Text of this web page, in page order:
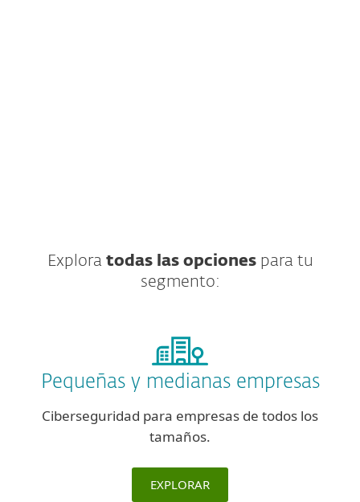
Explora todas las opcionespara tu
segmento:
Pequeñas y medianas empresas
Ciberseguridad para empresas de todos los
tamaños.
EXPLORAR